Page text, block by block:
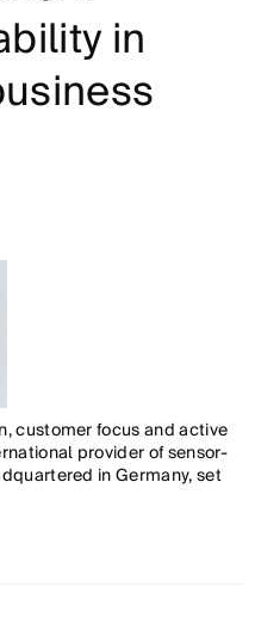
in
customer focus and active
provider of sensor-
in Germany, set